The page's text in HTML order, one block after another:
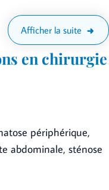
Afficher la suite
en chirurgie
périphérique,
abdominale, sténose